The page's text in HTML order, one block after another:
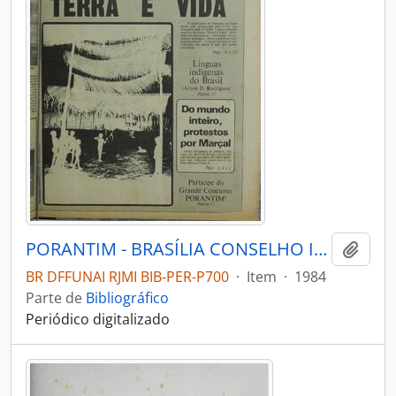
PORANTIM - BRASÍLIA CONSELHO INDIGENISTA MISSIONÁRIO - 1984 - Nº5960
BR DFFUNAI RJMI BIB-PER-P700 · Item · 1984
Parte de Bibliográfico
Periódico digitalizado